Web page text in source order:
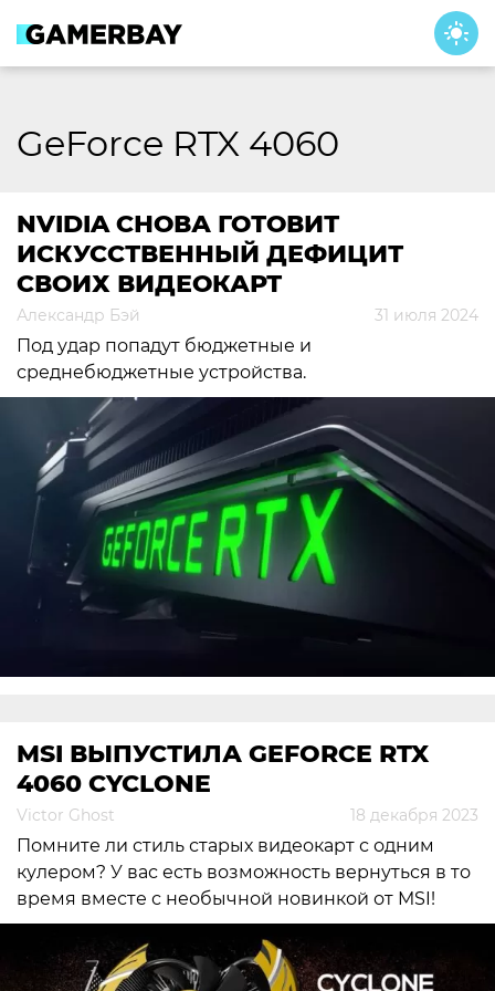
content
GeForce RTX 4060
NVIDIA СНОВА ГОТОВИТ
ИСКУССТВЕННЫЙ ДЕФИЦИТ
СВОИХ ВИДЕОКАРТ
Александр Бэй 31 июля 2024
Под удар попадут бюджетные и
среднебюджетные устройства.
MSI ВЫПУСТИЛА GEFORCE RTX
4060 CYCLONE
Victor Ghost 18 декабря 2023
Помните ли стиль старых видеокарт с одним
кулером? У вас есть возможность вернуться в то
время вместе с необычной новинкой от MSI!